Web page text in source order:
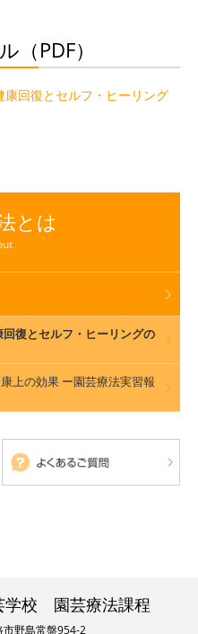
（PDF）
回復とセルフ・ヒーリング
とは
復とセルフ・ヒーリングの
上の効果 ー園芸療法実習報
学校 園芸療法課程
市野島常盤954-2